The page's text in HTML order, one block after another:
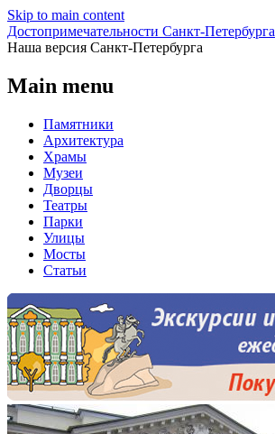
Skip to main content
Достопримечательности Санкт-Петербурга
Наша версия Санкт-Петербурга
Main menu
Памятники
Архитектура
Храмы
Музеи
Дворцы
Театры
Парки
Улицы
Мосты
Статьи